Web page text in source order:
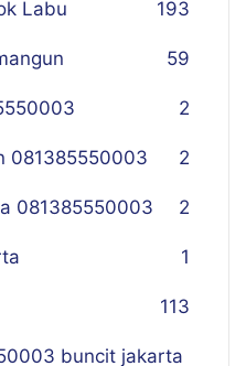
Labu 193
59
2
081385550003 2
081385550003 2
1
113
buncit jakarta